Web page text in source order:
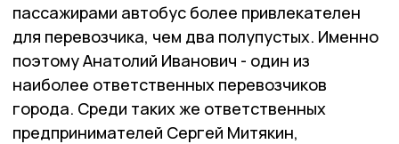
пассажирами автобус более привлекателен
для перевозчика, чем два полупустых. Именно
поэтому Анатолий Иванович - один из
наиболее ответственных перевозчиков
города. Среди таких же ответственных
предпринимателей Сергей Митякин,